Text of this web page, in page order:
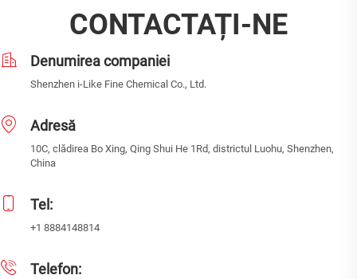
CONTACTAȚI-NE
Denumirea companiei
Shenzhen i-Like Fine Chemical Co., Ltd.
Adresă
10C, clădirea Bo Xing, Qing Shui He 1Rd, districtul Luohu, Shenzhen,
China
Tel:
+1 8884148814
Telefon: